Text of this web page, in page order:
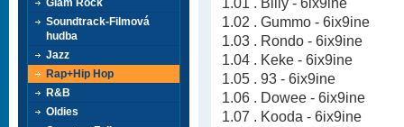
1.02 . Gummo - 6ix9ine
1.03 . Rondo - 6ix9ine
1.04 . Keke - 6ix9ine
1.05 . 93 - 6ix9ine
1.06 . Dowee - 6ix9ine
1.07 . Kooda - 6ix9ine
Glam Rock
Soundtrack-Filmová
hudba
Jazz
Rap+Hip Hop
R&B
Oldies